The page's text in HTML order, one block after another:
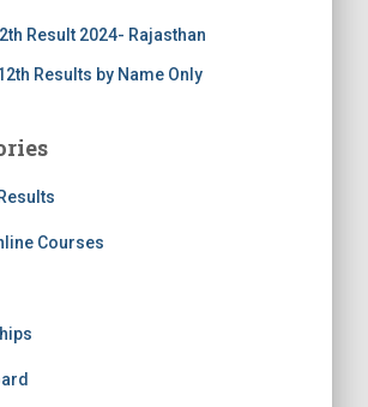
Result 2024- Rajasthan
Results by Name Only
Courses